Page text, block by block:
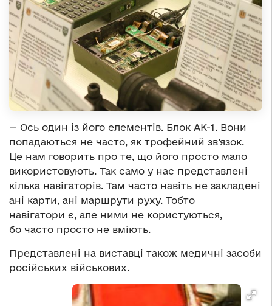
— Ось один із його елементів. Блок АК-1. Вони
попадаються не часто, як трофейний зв’язок.
Це нам говорить про те, що його просто мало
використовують. Так само у нас представлені
кілька навігаторів. Там часто навіть не закладені
ані карти, ані маршрути руху. Тобто
навігатори є, але ними не користуються,
бо часто просто не вміють.
Представлені на виставці також медичні засоби
російських військових.